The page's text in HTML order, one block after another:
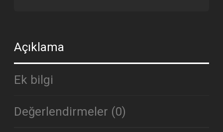
Açıklama
Ek bilgi
Değerlendirmeler (0)